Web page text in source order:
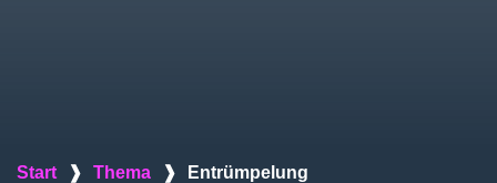
Start ❱ Thema ❱ Entrümpelung